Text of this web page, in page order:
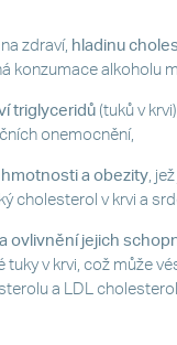
zdraví, hladinu
konzumace alkoholu
triglyceridů (tuků v
onemocnění,
a obezity,
cholesterol v krvi a
ovlivnění jejich
tuky v krvi, což může
a LDL